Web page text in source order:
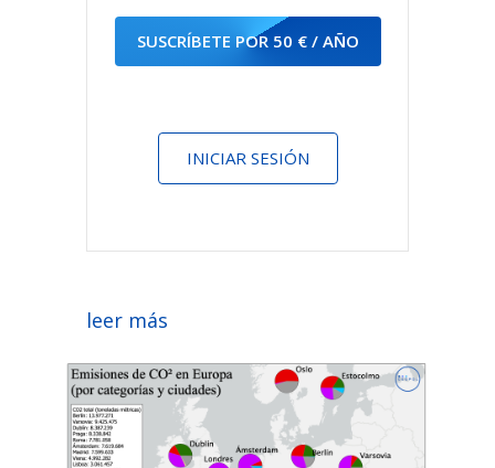
SUSCRÍBETE POR 50 € / AÑO
INICIAR SESIÓN
leer más